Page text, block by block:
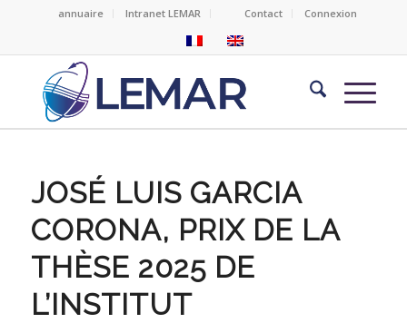
annuaire Intranet LEMAR Contact Connexion
JOSÉ LUIS GARCIA
CORONA, PRIX DE LA
THÈSE 2025 DE
L’INSTITUT